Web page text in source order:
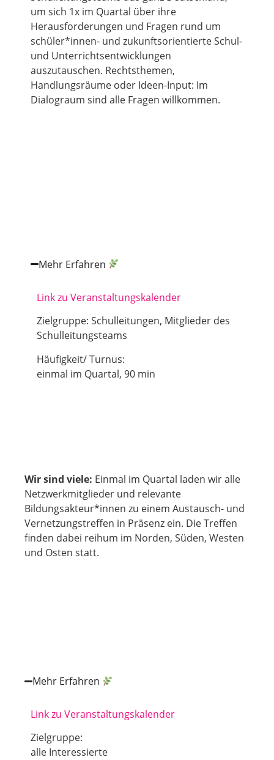
um sich 1x im Quartal über ihre
Herausforderungen und Fragen rund um
schüler*innen- und zukunftsorientierte Schul-
und Unterrichtsentwicklungen
auszutauschen. Rechtsthemen,
Handlungsräume oder Ideen-Input: Im
Dialograum sind alle Fragen willkommen.
Mehr Erfahren
Link zu Veranstaltungskalender
Zielgruppe: Schulleitungen, Mitglieder des
Schulleitungsteams
Häufigkeit/ Turnus:
einmal im Quartal, 90 min
Wir sind viele: Einmal im Quartal laden wir alle
Netzwerkmitglieder und relevante
Bildungsakteur*innen zu einem Austausch- und
Vernetzungstreffen in Präsenz ein. Die Treffen
finden dabei reihum im Norden, Süden, Westen
und Osten statt.
Mehr Erfahren
Link zu Veranstaltungskalender
Zielgruppe:
alle Interessierte